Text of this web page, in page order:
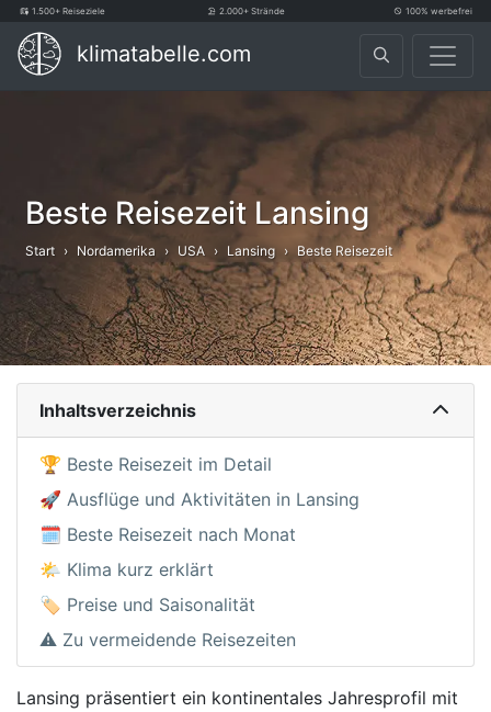
1.500+ Reiseziele 2.000+ Strände 100% werbefrei
klimatabelle.com
Beste Reisezeit Lansing
Start Nordamerika USA Lansing Beste Reisezeit
Inhaltsverzeichnis
🏆 Beste Reisezeit im Detail
🚀 Ausflüge und Aktivitäten in Lansing
🗓️ Beste Reisezeit nach Monat
🌤️ Klima kurz erklärt
🏷️ Preise und Saisonalität
⚠️ Zu vermeidende Reisezeiten
Lansing präsentiert ein kontinentales Jahresprofil mit